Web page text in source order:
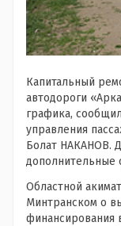
Капитальный
автодороги
графика,
управления
Болат НАКАНОВ.
дополнительные
Областной
Минтранском о
финансирования